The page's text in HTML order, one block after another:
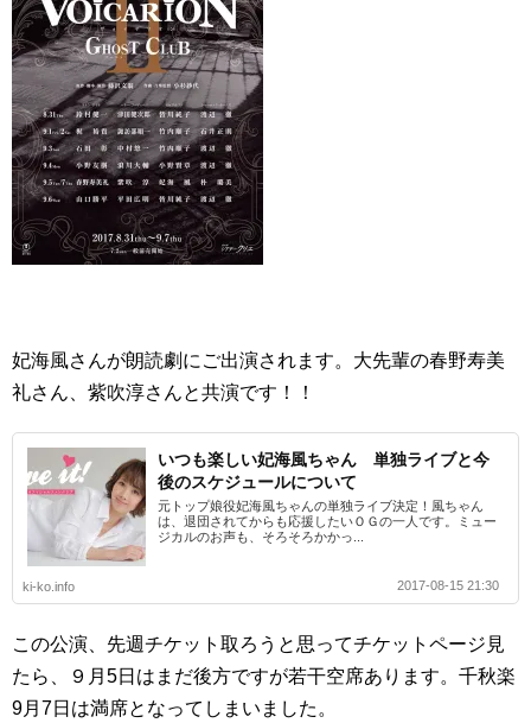
妃海風さんが朗読劇にご出演されます。大先輩の春野寿美
礼さん、紫吹淳さんと共演です！！
いつも楽しい妃海風ちゃん 単独ライブと今
後のスケジュールについて
元トップ娘役妃海風ちゃんの単独ライブ決定！風ちゃん
は、退団されてからも応援したいＯＧの一人です。ミュー
ジカルのお声も、そろそろかかっ...
ki-ko.info 2017-08-15 21:30
この公演、先週チケット取ろうと思ってチケットページ見
たら、９月5日はまだ後方ですが若干空席あります。千秋楽
9月7日は満席となってしまいました。